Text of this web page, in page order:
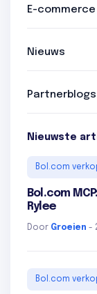
E-commerce
Nieuws
Partnerblogs
Nieuwste
Bol.com
Bol.com
Rylee
Door Groeien -
Bol.com